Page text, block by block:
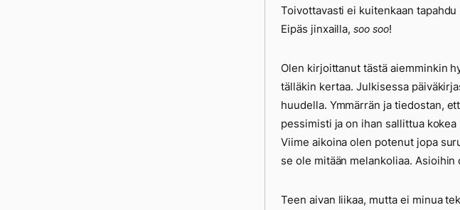
Toivottavasti ei kuitenkaan
Eipäs jinxailla,soo soo!
Olen kirjoittanut tästä aiemminkin
tälläkin kertaa. Julkisessa
huudella. Ymmärrän ja tiedostan,
pessimisti ja on ihan sallittua
Viime aikoina olen potenut jopa
se ole mitään melankoliaa. Asioihin
Teen aivan liikaa, mutta ei minua